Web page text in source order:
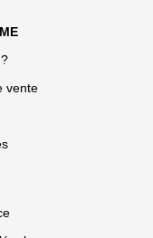
vente